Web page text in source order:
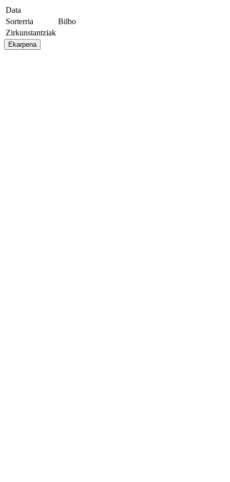
Data
Sorterria
Bilbo
Zirkunstantziak